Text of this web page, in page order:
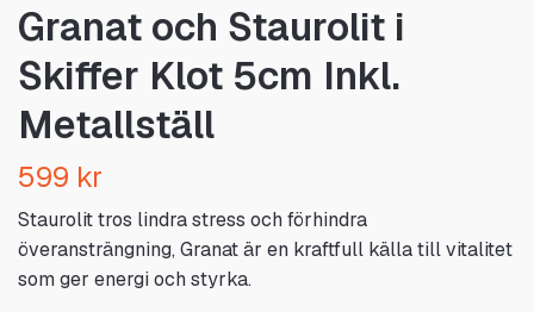
Granat och Staurolit i
Skiffer Klot 5cm Inkl.
Metallställ
599 kr
Staurolit tros lindra stress och förhindra
överansträngning, Granat är en kraftfull källa till vitalitet
som ger energi och styrka.